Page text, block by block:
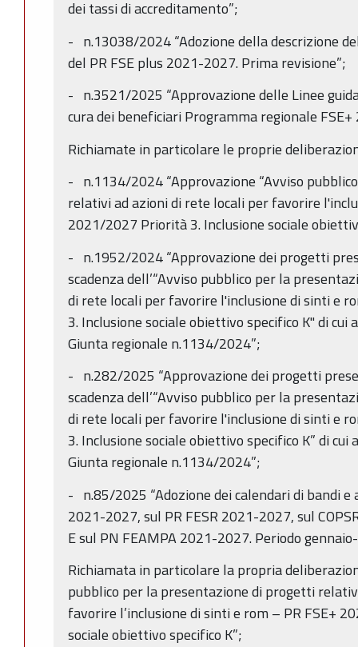
dei tassi di accreditamento”;
- n.13038/2024 “Adozione della descrizione
del PR FSE plus 2021-2027. Prima revisione”;
- n.3521/2025 “Approvazione delle Linee
cura dei beneficiari Programma regionale
Richiamate in particolare le proprie
- n.1134/2024 “Approvazione “Avviso
relativi ad azioni di rete locali per favorire
2021/2027 Priorità 3. Inclusione sociale
- n.1952/2024 “Approvazione dei progetti
scadenza dell’“Avviso pubblico per la
di rete locali per favorire l'inclusione di sinti e
3. Inclusione sociale obiettivo specifico K" di cui
Giunta regionale n.1134/2024”;
- n.282/2025 “Approvazione dei progetti
scadenza dell’“Avviso pubblico per la
di rete locali per favorire l'inclusione di sinti e
3. Inclusione sociale obiettivo specifico K” di
Giunta regionale n.1134/2024”;
- n.85/2025 “Adozione dei calendari di bandi e
2021-2027, sul PR FESR 2021-2027, sul
E sul PN FEAMPA 2021-2027. Periodo
Richiamata in particolare la propria
pubblico per la presentazione di progetti
favorire l’inclusione di sinti e rom – PR FSE+
sociale obiettivo specifico K”;